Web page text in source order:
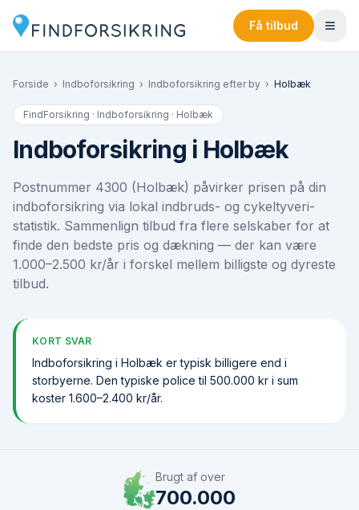
Få tilbud
Forside › Indboforsikring › Indboforsikring efter by › Holbæk
FindForsikring · Indboforsikring · Holbæk
Indboforsikring i Holbæk
Postnummer 4300 (Holbæk) påvirker prisen på din
indboforsikring via lokal indbruds- og cykeltyveri-
statistik. Sammenlign tilbud fra flere selskaber for at
finde den bedste pris og dækning — der kan være
1.000–2.500 kr/år i forskel mellem billigste og dyreste
tilbud.
KORT SVAR
Indboforsikring i Holbæk er typisk billigere end i
storbyerne. Den typiske police til 500.000 kr i sum
koster 1.600–2.400 kr/år.
Brugt af over
700.000